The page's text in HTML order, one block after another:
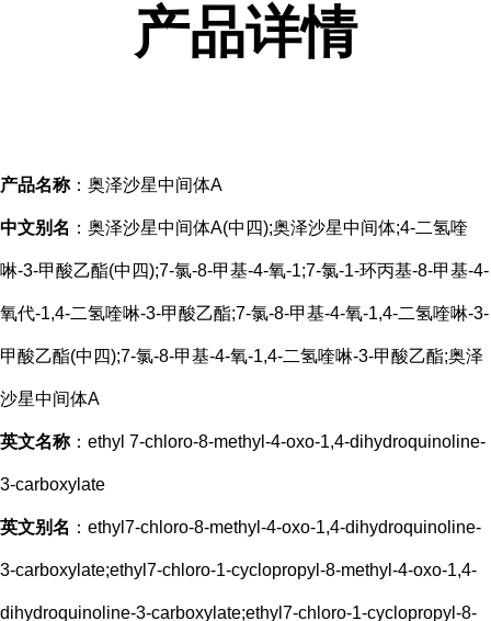
产品详情
产品名称：奥泽沙星中间体A
中文别名 ：奥泽沙星中间体A(中四);奥泽沙星中间体;4-二氢喹
啉-3-甲酸乙酯(中四);7-氯-8-甲基-4-氧-1;7-氯-1-环丙基-8-甲基-4-
氧代-1,4-二氢喹啉-3-甲酸乙酯;7-氯-8-甲基-4-氧-1,4-二氢喹啉-3-
甲酸乙酯(中四);7-氯-8-甲基-4-氧-1,4-二氢喹啉-3-甲酸乙酯;奥泽
沙星中间体A
英文名称：ethyl 7-chloro-8-methyl-4-oxo-1,4-dihydroquinoline-
3-carboxylate
英文别名 ：ethyl7-chloro-8-methyl-4-oxo-1,4-dihydroquinoline-
3-carboxylate;ethyl7-chloro-1-cyclopropyl-8-methyl-4-oxo-1,4-
dihydroquinoline-3-carboxylate;ethyl7-chloro-1-cyclopropyl-8-